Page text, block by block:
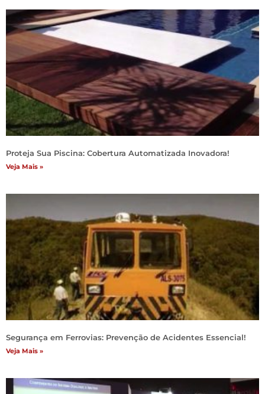
Proteja Sua Piscina: Cobertura Automatizada Inovadora!
Veja Mais »
Segurança em Ferrovias: Prevenção de Acidentes Essencial!
Veja Mais »